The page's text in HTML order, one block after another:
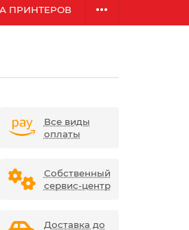
ПРИНТЕРОВ
Все виды
оплаты
Собственный
сервис-центр
Доставка до